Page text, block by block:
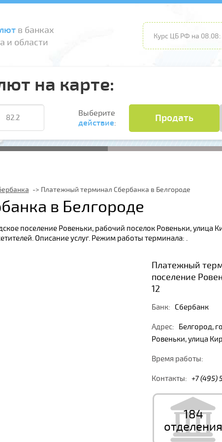
в банках
и области
Курс ЦБ РФ на 08.08:
на карте:
Выберите
действие: Продать
Платежный терминал Сбербанка в Белгороде
в Белгороде
поселение Ровеньки, рабочий поселок Ровеньки, улица
Описание услуг. Режим работы терминала: .
Платежный
поселение
12
Банк: Сбербанк
Адрес:
Белгород,
Ровеньки, улица
Время работы:
Контакты: +7 (495)
184
отделения